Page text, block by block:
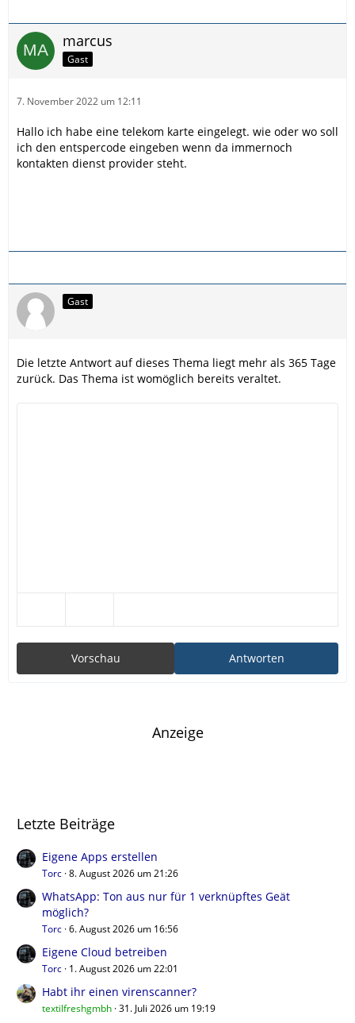
marcus
Gast
7. November 2022 um 12:11
Hallo ich habe eine telekom karte eingelegt. wie oder wo soll
ich den entspercode eingeben wenn da immernoch
kontakten dienst provider steht.
Gast
Die letzte Antwort auf dieses Thema liegt mehr als 365 Tage
zurück. Das Thema ist womöglich bereits veraltet.
Antworten
Vorschau
Anzeige
Letzte Beiträge
Eigene Apps erstellen
Torc 8. August 2026 um 21:26
WhatsApp: Ton aus nur für 1 verknüpftes Geät
möglich?
Torc 6. August 2026 um 16:56
Eigene Cloud betreiben
Torc 1. August 2026 um 22:01
Habt ihr einen virenscanner?
textilfreshgmbh 31. Juli 2026 um 19:19